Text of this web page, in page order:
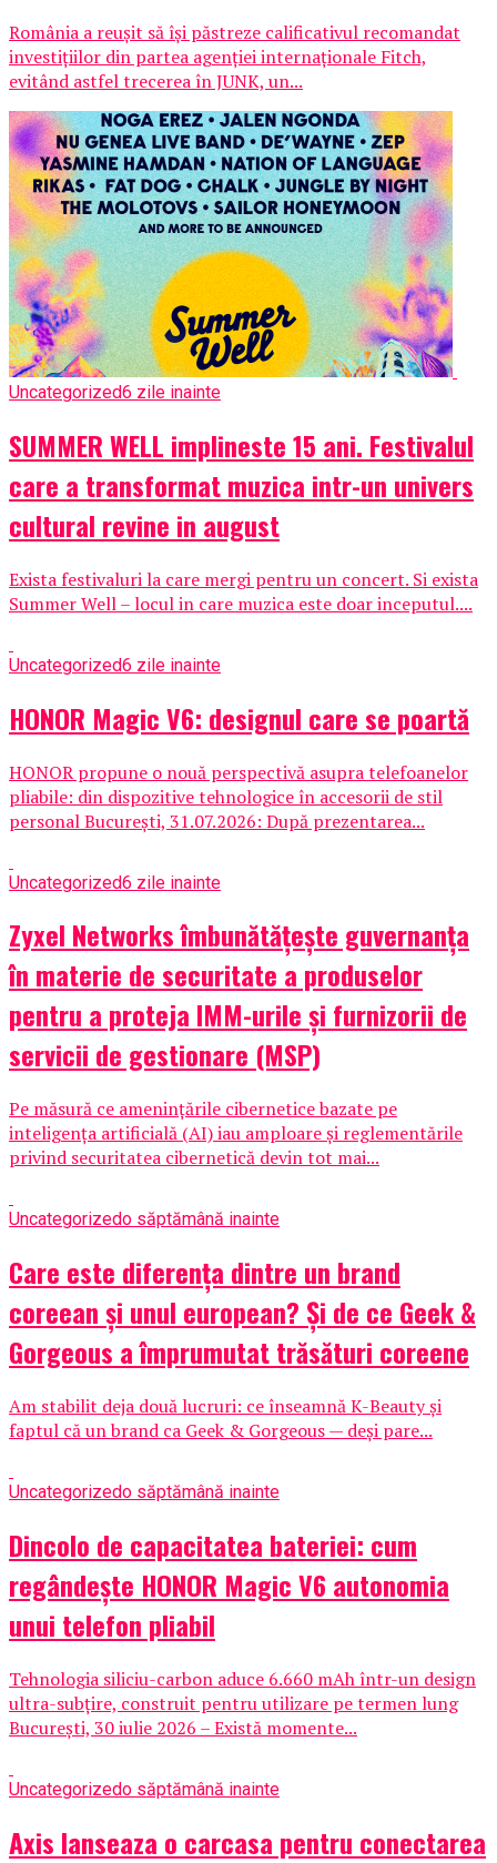
România a reușit să își păstreze calificativul recomandat
investițiilor din partea agenției internaționale Fitch,
evitând astfel trecerea în JUNK, un...
Uncategorized6 zile inainte
SUMMER WELL implineste 15 ani. Festivalul
care a transformat muzica intr-un univers
cultural revine in august
Exista festivaluri la care mergi pentru un concert. Si exista
Summer Well – locul in care muzica este doar inceputul....
Uncategorized6 zile inainte
HONOR Magic V6: designul care se poartă
HONOR propune o nouă perspectivă asupra telefoanelor
pliabile: din dispozitive tehnologice în accesorii de stil
personal București, 31.07.2026: După prezentarea...
Uncategorized6 zile inainte
Zyxel Networks îmbunătățește guvernanța
în materie de securitate a produselor
pentru a proteja IMM-urile și furnizorii de
servicii de gestionare (MSP)
Pe măsură ce amenințările cibernetice bazate pe
inteligența artificială (AI) iau amploare și reglementările
privind securitatea cibernetică devin tot mai...
Uncategorizedo săptămână inainte
Care este diferența dintre un brand
coreean și unul european? Și de ce Geek &
Gorgeous a împrumutat trăsături coreene
Am stabilit deja două lucruri: ce înseamnă K-Beauty și
faptul că un brand ca Geek & Gorgeous — deși pare...
Uncategorizedo săptămână inainte
Dincolo de capacitatea bateriei: cum
regândește HONOR Magic V6 autonomia
unui telefon pliabil
Tehnologia siliciu-carbon aduce 6.660 mAh într-un design
ultra-subțire, construit pentru utilizare pe termen lung
București, 30 iulie 2026 – Există momente...
Uncategorizedo săptămână inainte
Axis lanseaza o carcasa pentru conectarea